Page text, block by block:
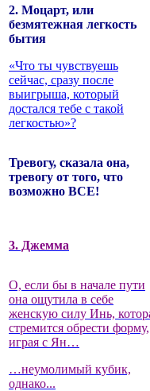
2. Моцарт, или
безмятежная легкость
бытия
«Что ты чувствуешь
сейчас, сразу после
выигрыша, который
достался тебе с такой
легкостью»?
Тревогу, сказала она,
тревогу от того, что
возможно ВСЕ!
3. Джемма
О, если бы в начале пути
она ощутила в себе
женскую силу Инь,
стремится обрести форму,
играя с Ян…
…неумолимый кубик,
однако...